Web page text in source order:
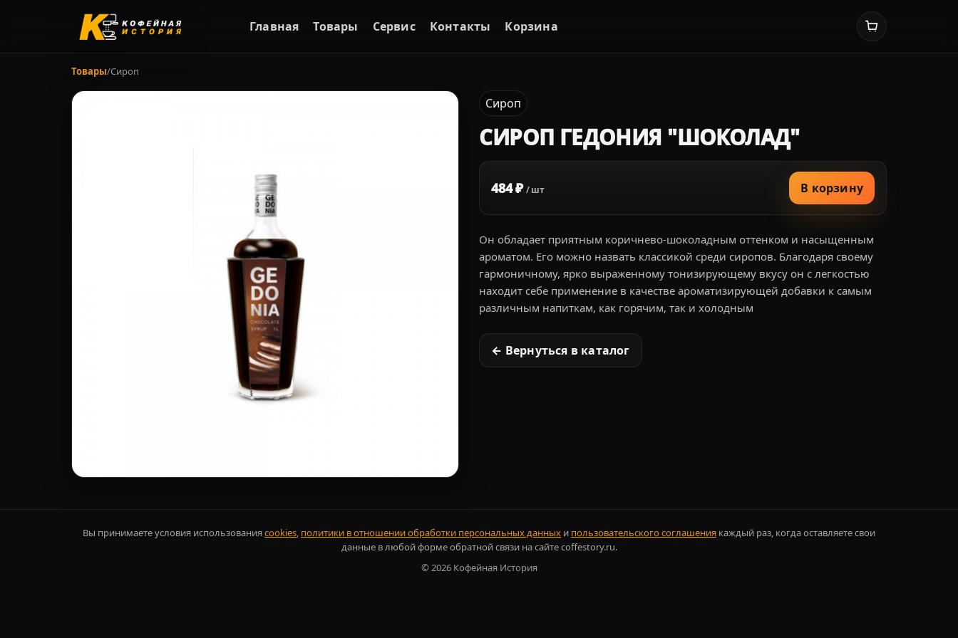
Главная Товары Сервис Контакты Корзина
Товары/Сироп
Сироп
СИРОП ГЕДОНИЯ "ШОКОЛАД"
484 ₽/ шт В корзину
Он обладает приятным коричнево-шоколадным оттенком и насыщенным
ароматом. Его можно назвать классикой среди сиропов. Благодаря своему
гармоничному, ярко выраженному тонизирующему вкусу он с легкостью
находит себе применение в качестве ароматизирующей добавки к самым
различным напиткам, как горячим, так и холодным
← Вернуться в каталог
Вы принимаете условия использованияcookies, политики в отношении обработки персональных данных и пользовательского соглашения каждый раз, когда оставляете свои
данные в любой форме обратной связи на сайте coffestory.ru.
© 2026Кофейная История